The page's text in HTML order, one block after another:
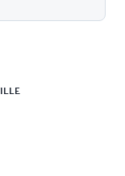
vs
des Xrefs
dans le plan